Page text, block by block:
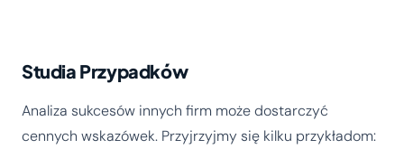
Studia Przypadków
Analiza sukcesów innych firm może dostarczyć
cennych wskazówek. Przyjrzyjmy się kilku przykładom: